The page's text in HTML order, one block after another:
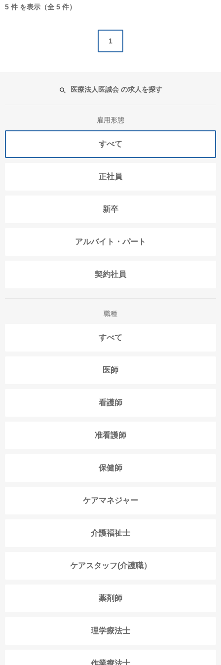
5 件 を表示（全 5 件）
1
医療法人医誠会 の求人を探す
雇用形態
すべて
正社員
新卒
アルバイト・パート
契約社員
職種
すべて
医師
看護師
准看護師
保健師
ケアマネジャー
介護福祉士
ケアスタッフ(介護職）
薬剤師
理学療法士